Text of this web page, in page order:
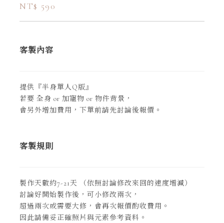
NT$ 590
客製內容
提供『半身單人Q版』
若要 全身 or 加寵物 or 物件背景，
會另外增加費用，下單前請先討論後報價。
客製規則
製作天數約7-21天 （依照討論修改來回的速度增減）
討論好開始製作後，可小修改兩次，
超過兩次或需要大修，會再次報價酌收費用。
因此請備妥正確照片與元素參考資料。